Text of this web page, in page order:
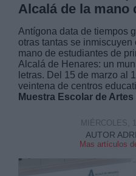
Alcalá de la mano
Antígona data de tiempos
otras tantas se
mano de estudiantes de
Alcalá de Henares: un
letras. Del 15 de marzo al
veintena de centros
Muestra Escolar de
AUTOR
Mas artículos
MIÉRCOLES,
Legitimación:
Destinatarios:
Derechos: